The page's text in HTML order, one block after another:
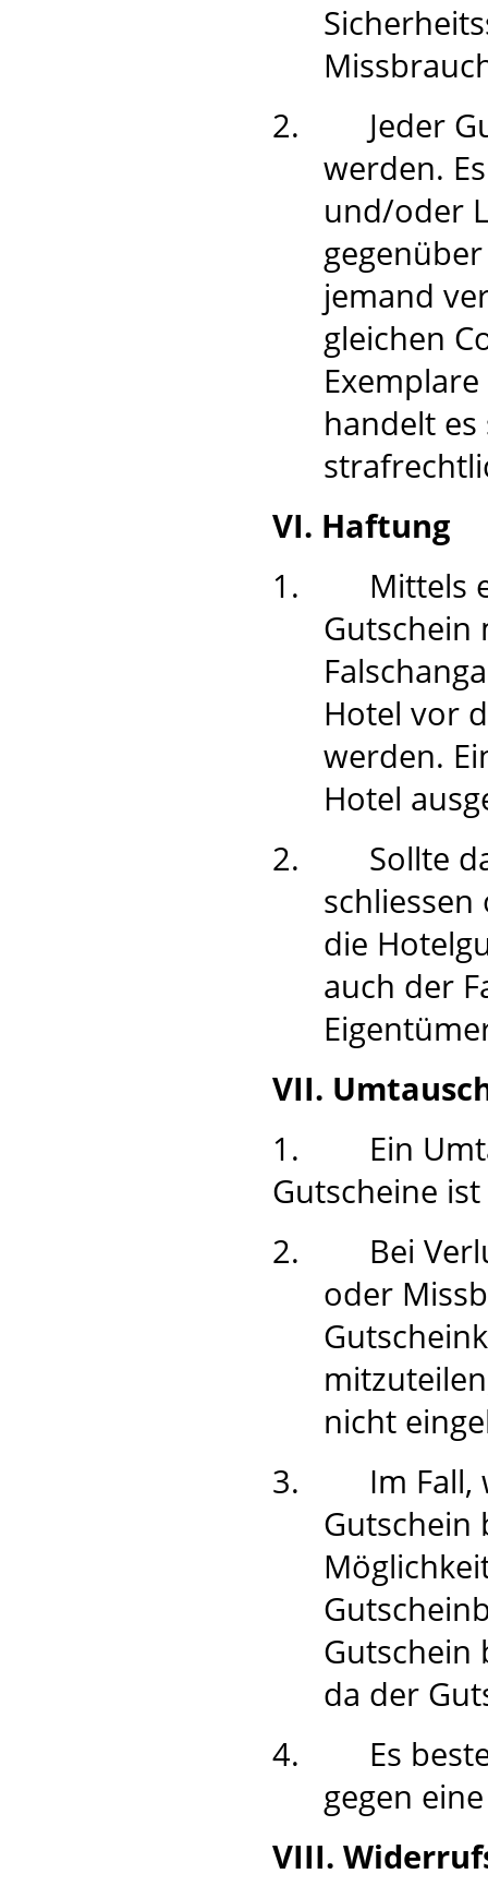
2.
Jeder
werden.
und/oder
jemand
gleichen
handelt
VI. Haftung
1.
Mittels
Gutschein
Hotel vor
werden.
Hotel
2.
Sollte
die
auch der
VII.
1.
Ein
Gutscheine
2.
Bei
oder
nicht
3.
Im
Gutschein
Gutschein
da der
4.
Es
gegen
VIII.